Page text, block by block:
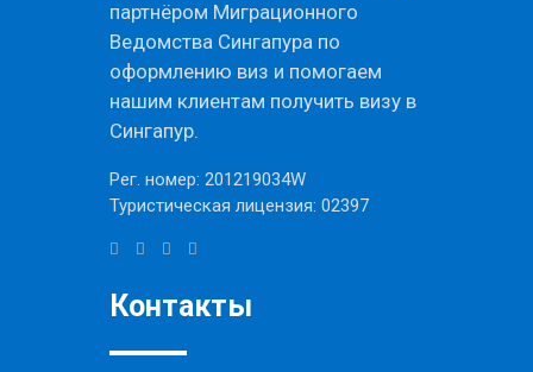
партнёром Миграционного
Ведомства Сингапура по
оформлению виз и помогаем
нашим клиентам получить визу в
Сингапур.
Рег. номер: 201219034W
Туристическая лицензия: 02397
Контакты